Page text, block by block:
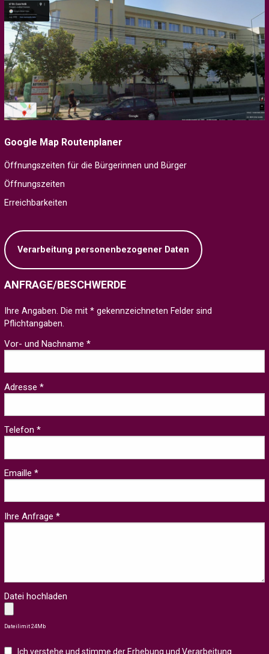
Google Map Routenplaner
Öffnungszeiten für die Bürgerinnen und Bürger
Öffnungszeiten
Erreichbarkeiten
Verarbeitung personenbezogener Daten
ANFRAGE/BESCHWERDE
Ihre Angaben. Die mit * gekennzeichneten Felder sind
Pflichtangaben.
Vor- und Nachname *
Adresse *
Telefon *
Emaille *
Ihre Anfrage *
Datei hochladen
Dateilimit 24Mb
Ich verstehe und stimme der Erhebung undVerarbeitung